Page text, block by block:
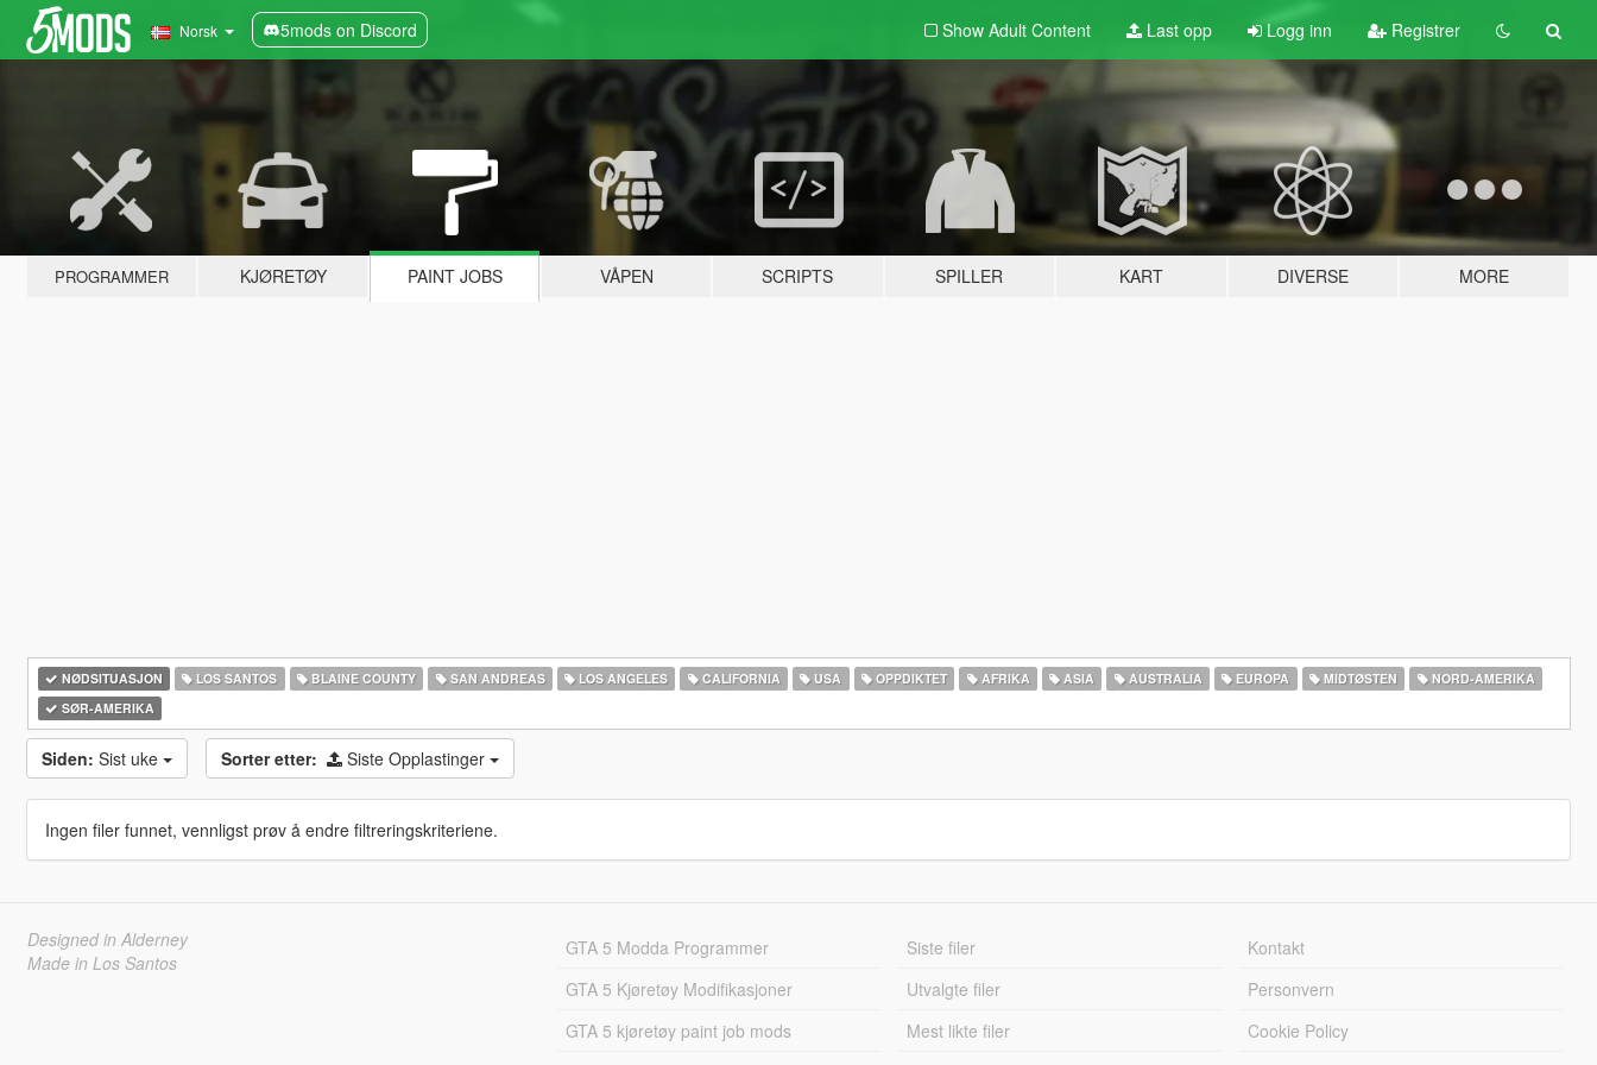
Norsk 5mods on Discord Show Adult Content Last opp Logg inn Registrer
PROGRAMMER KJØRETØY PAINT JOBS VÅPEN SCRIPTS SPILLER KART DIVERSE MORE
NØDSITUASJON LOS SANTOS BLAINE COUNTY SAN ANDREAS LOS ANGELES CALIFORNIA USA OPPDIKTET AFRIKA ASIA AUSTRALIA EUROPA MIDTØSTEN
NORD-AMERIKA‎
SØR-AMERIKA‎
Siden: Sist uke Sorter etter: Siste Opplastinger
Ingen filer funnet, vennligst prøv å endre filtreringskriteriene.
Designed in Alderney
Made in Los Santos
GTA 5 Modda Programmer
GTA 5 Kjøretøy Modifikasjoner
GTA 5 kjøretøy paint job mods
Siste filer
Utvalgte filer
Mest likte filer
Kontakt
Personvern
Cookie Policy